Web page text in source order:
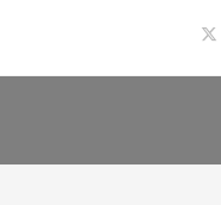
springen